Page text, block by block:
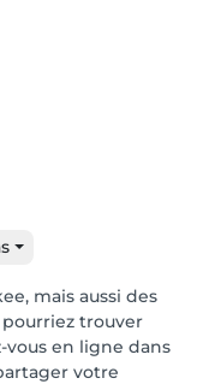
mais aussi des
pourriez trouver
vous en ligne dans
votre